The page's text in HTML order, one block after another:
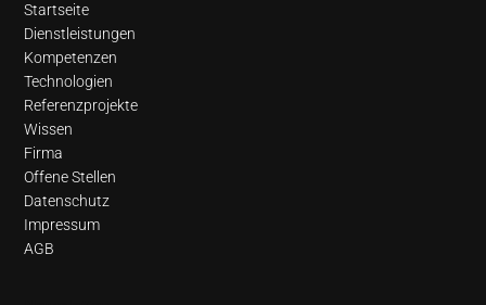
Startseite
Dienstleistungen
Kompetenzen
Technologien
Referenzprojekte
Wissen
Firma
Offene Stellen
Datenschutz
Impressum
AGB